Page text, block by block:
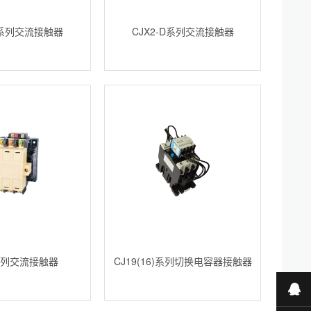
列交流接触器 CJX2-D系列交流接触器
交流接触器 CJ19(16)系列切换电容器接触器
业